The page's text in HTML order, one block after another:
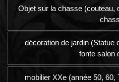
Objet sur la chasse (couteau,
décoration de jardin (Statue
fonte salon
mobilier XXe (année 50, 60,